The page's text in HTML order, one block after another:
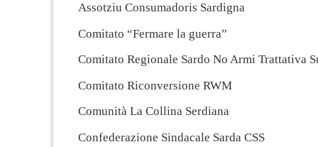
Assotziu Consumadoris Sardigna
Comitato “Fermare la guerra”
Comitato Regionale Sardo No Armi Trattativa
Comitato Riconversione RWM
Comunità La Collina Serdiana
Confederazione Sindacale Sarda CSS